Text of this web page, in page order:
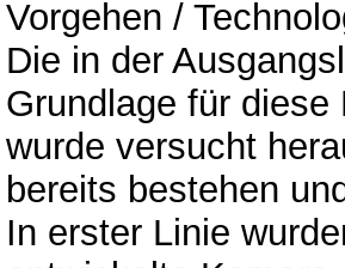
Vorgehen /
Die in der
Grundlage für
wurde versucht
bereits bestehen
In erster Linie